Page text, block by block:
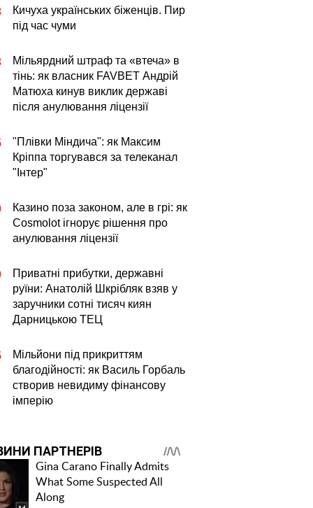
Кичуха українських біженців. Пир
під час чуми
Мільярдний штраф та «втеча» в
тінь: як власник FAVBET Андрій
Матюха кинув виклик державі
після анулювання ліцензії
"Плівки Міндича": як Максим
Кріппа торгувався за телеканал
"Інтер"
Казино поза законом, але в грі: як
Cosmolot ігнорує рішення про
анулювання ліцензії
Приватні прибутки, державні
руїни: Анатолій Шкрібляк взяв у
заручники сотні тисяч киян
Дарницькою ТЕЦ
Мільйони під прикриттям
благодійності: як Василь Горбаль
створив невидиму фінансову
імперію